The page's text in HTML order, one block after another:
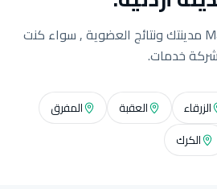
ترتيبات محلية في Map Pack مدينتك ونتائج العضوية , سواء كنت
شركة خدمات.
الزرقاء العقبة
المفرق
الكرك